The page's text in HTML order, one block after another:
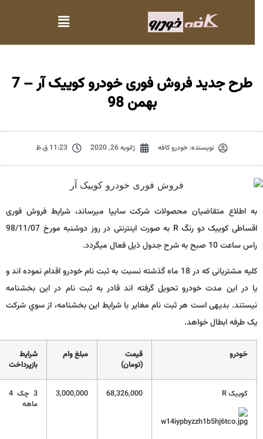
طرح جدید فروش فوری خودرو کوییک آر – 7
بهمن 98
نویسنده:خودرو کافه ژانویه 26, 2020 11:23 ق.ظ
به اطلاع متقاضیان محصولات شرکت سایپا میرساند، شرایط فروش فوری
اقساطی کوییک دو رنگ R به صورت اینترنتی در روز دوشنبه مورخ 98/11/07
راس ساعت 10 صبح به شرح جدول ذیل فعال میگردد.
کلیه مشتریانی که در 18 ماه گذشته نسبت به ثبت نام خودرو اقدام نموده اند و
یا در این مدت خودرو تحویل گرفته اند قادر به ثبت نام در این بخشنامه
نیستند. بدیهی است هر ثبت نام مغایر با شرایط این بخشنامه، از سوي شرکت
یک طرفه ابطال خواهد.
خودرو
قیمت
(تومان)
مبلغ وام
شرایط
بازپرداخت
کوییک R 68,326,000
3,000,000
ماهه